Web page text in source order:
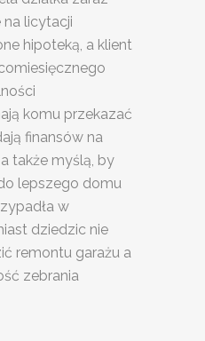
licytacji
hipoteką, a klient
komu przekazać
finansów na
także myślą, by
lepszego domu
w
dziedzic nie
remontu garażu a
zebrania